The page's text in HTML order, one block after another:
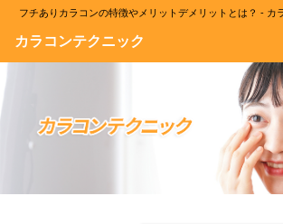
フチありカラコンの特徴やメリットデメリットとは？ - カ
カラコンテクニック